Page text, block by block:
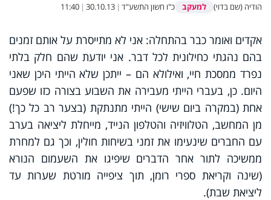
הודיה (שם בדוי) למעקב כ"ו חשון התשע"ד |
30.10.13
|
11:40
אקדים ואומר כבר בהתחלה: אני לא מתייסרת על אותם זמנים
בהם נהגתי כחילונית לכל דבר. אני יודעת שהם חלק בלתי
נפרד ממסכת חיי, ואילולא הם – ייתכן שלא הייתי היכן שאני
היום. כן, בעברי הייתי מעבירה את השבוע בצורה כזו שפעם
אחת (במקרה ביום שישי) הייתי מתנתקת (בצער רב כל כך!)
מן המחשב, הטלוויזיה והטלפון הנייד, מייחלת ליציאה בערב
עם החברים שינעימו את זמני בשיחות חולין, וכך גם למחרת
ממשיכה לתור אחר הדברים שיפיגו את השעמום הנורא
(שינה וקריאת ספרי רומן, תוך ציפייה מורטת שערות עד
ליציאת שבת).